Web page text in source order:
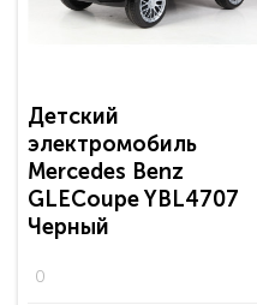
Детский
электромобиль
Mercedes Benz
GLECoupe YBL4707
Черный
0